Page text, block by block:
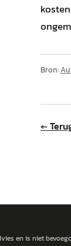
Bron:
←
en is niet